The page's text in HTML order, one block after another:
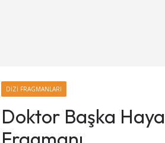
DIZI FRAGMANLARI
Doktor Başka